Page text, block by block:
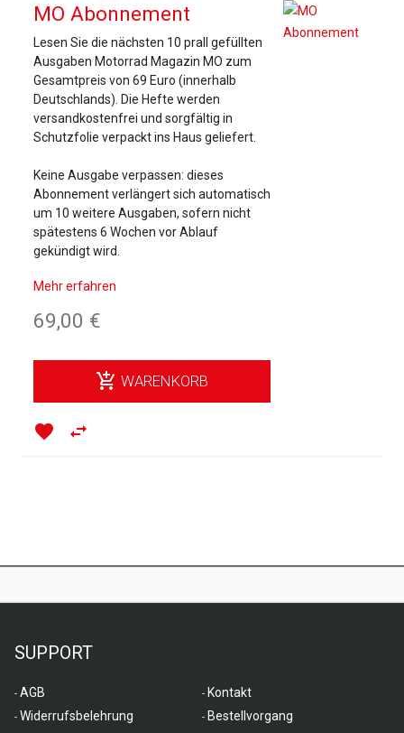
MO Abonnement
Lesen Sie die nächsten 10 prall gefüllten
Ausgaben Motorrad Magazin MO zum
Gesamtpreis von 69 Euro (innerhalb
Deutschlands). Die Hefte werden
versandkostenfrei und sorgfältig in
Schutzfolie verpackt ins Haus geliefert.
Keine Ausgabe verpassen: dieses
Abonnement verlängert sich automatisch
um 10 weitere Ausgaben, sofern nicht
spätestens 6 Wochen vor Ablauf
gekündigt wird.
Mehr erfahren
69,00 €
add_shopping_cart WARENKORB
favorite swap_horiz
SUPPORT
AGB
Widerrufsbelehrung
Kontakt
Bestellvorgang